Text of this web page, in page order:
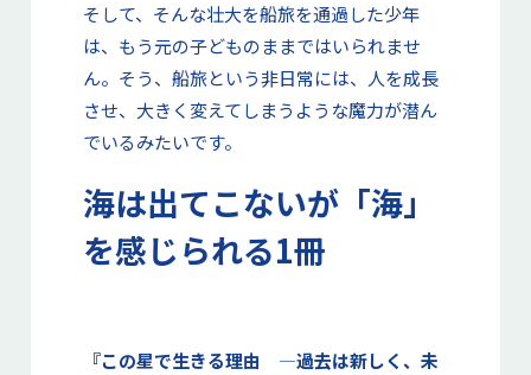
そして、そんな壮大を船旅を通過した少年
は、もう元の子どものままではいられませ
ん。そう、船旅という非日常には、人を成長
させ、大きく変えてしまうような魔力が潜ん
でいるみたいです。
海は出てこないが「海」
を感じられる1冊
『この星で生きる理由 ―過去は新しく、未